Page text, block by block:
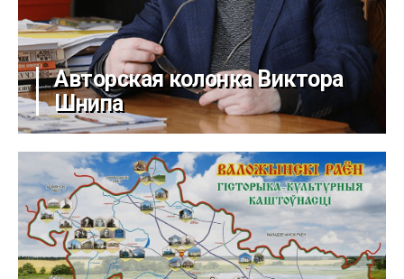
Авторская колонка Виктора
Шнипа